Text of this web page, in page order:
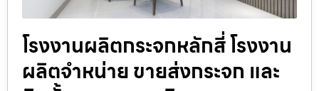
โรงงานผลิตกระจกหลักสี่ โรงงาน
ผลิตจำหน่าย ขายส่งกระจก และ